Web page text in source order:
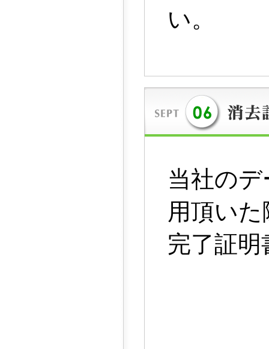
い。
当社の
用頂い
完了証明